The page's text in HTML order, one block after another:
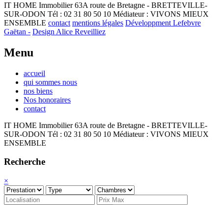
IT HOME Immobilier 63A route de Bretagne - BRETTEVILLE-
SUR-ODON Tél : 02 31 80 50 10 Médiateur : VIVONS MIEUX
ENSEMBLE contact mentions légales Développment Lefebvre
Gaëtan - Design Alice Reveilliez
Menu
accueil
qui sommes nous
nos biens
Nos honoraires
contact
IT HOME Immobilier 63A route de Bretagne - BRETTEVILLE-
SUR-ODON Tél : 02 31 80 50 10 Médiateur : VIVONS MIEUX
ENSEMBLE
Recherche
×